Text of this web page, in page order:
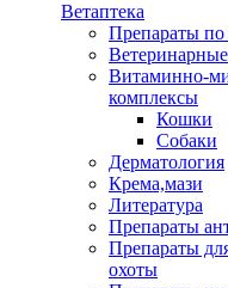
Ветаптека
Препараты по
Витаминно-
комплексы
Кошки
Собаки
Дерматология
Крема,мази
Литература
Препараты
Препараты
охоты